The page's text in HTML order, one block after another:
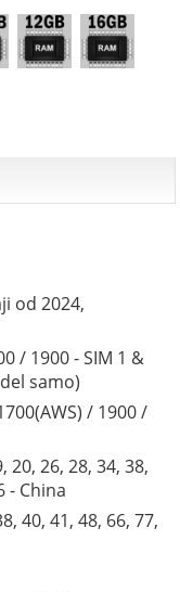
od 2024,
/ 1900 - SIM 1 &
samo)
/ 1900 /
20, 26, 28, 34, 38,
- China
40, 41, 48, 66, 77,